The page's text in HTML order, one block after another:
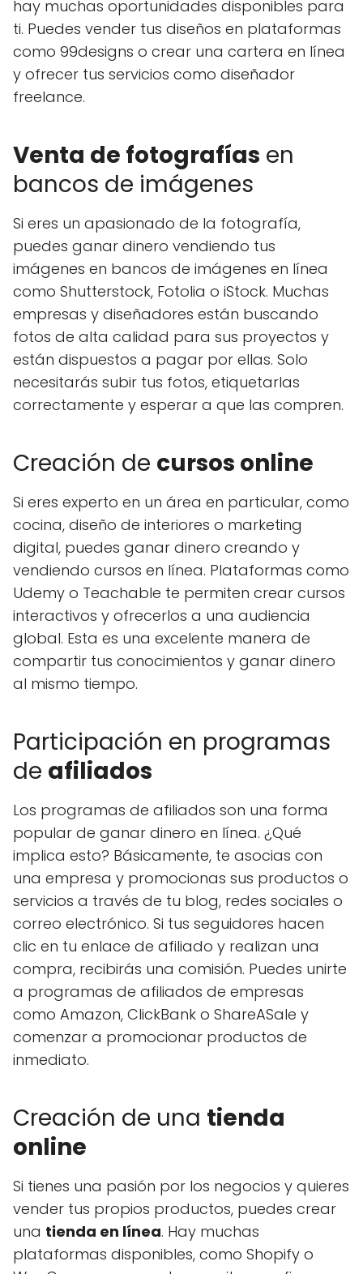
hay muchas oportunidades disponibles para
ti. Puedes vender tus diseños en plataformas
como 99designs o crear una cartera en línea
y ofrecer tus servicios como diseñador
freelance.
Venta de fotografías en
bancos de imágenes
Si eres un apasionado de la fotografía,
puedes ganar dinero vendiendo tus
imágenes en bancos de imágenes en línea
como Shutterstock, Fotolia o iStock. Muchas
empresas y diseñadores están buscando
fotos de alta calidad para sus proyectos y
están dispuestos a pagar por ellas. Solo
necesitarás subir tus fotos, etiquetarlas
correctamente y esperar a que las compren.
Creación de cursos online
Si eres experto en un área en particular, como
cocina, diseño de interiores o marketing
digital, puedes ganar dinero creando y
vendiendo cursos en línea. Plataformas como
Udemy o Teachable te permiten crear cursos
interactivos y ofrecerlos a una audiencia
global. Esta es una excelente manera de
compartir tus conocimientos y ganar dinero
al mismo tiempo.
Participación en programas
de afiliados
Los programas de afiliados son una forma
popular de ganar dinero en línea. ¿Qué
implica esto? Básicamente, te asocias con
una empresa y promocionas sus productos o
servicios a través de tu blog, redes sociales o
correo electrónico. Si tus seguidores hacen
clic en tu enlace de afiliado y realizan una
compra, recibirás una comisión. Puedes unirte
a programas de afiliados de empresas
como Amazon, ClickBank o ShareASale y
comenzar a promocionar productos de
inmediato.
Creación de una tienda
online
Si tienes una pasión por los negocios y quieres
vender tus propios productos, puedes crear
una tienda en línea. Hay muchas
plataformas disponibles, como Shopify o